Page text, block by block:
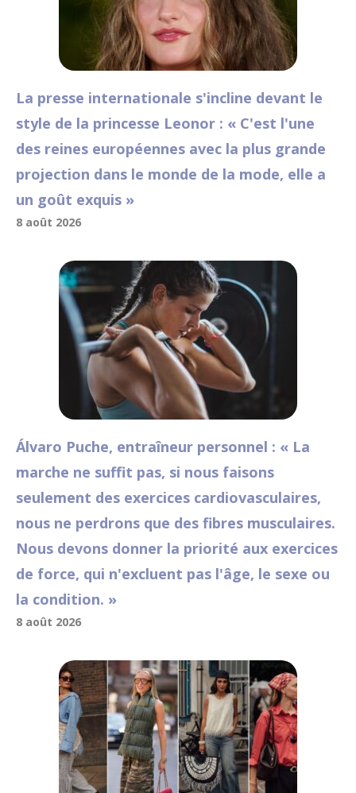
La presse internationale s'incline devant le
style de la princesse Leonor : « C'est l'une
des reines européennes avec la plus grande
projection dans le monde de la mode, elle a
un goût exquis »
8 août 2026
Álvaro Puche, entraîneur personnel : « La
marche ne suffit pas, si nous faisons
seulement des exercices cardiovasculaires,
nous ne perdrons que des fibres musculaires.
Nous devons donner la priorité aux exercices
de force, qui n'excluent pas l'âge, le sexe ou
la condition. »
8 août 2026